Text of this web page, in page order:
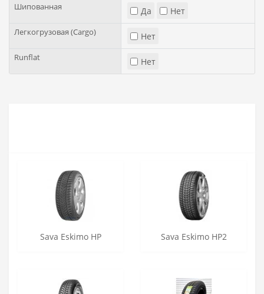
Шипованная Да Нет
Легкогрузовая (Cargo) Нет
Runflat Нет
Sava Eskimo HP Sava Eskimo HP2